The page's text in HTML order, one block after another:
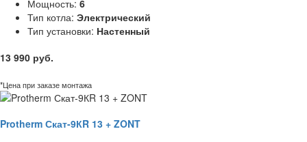
Мощность: 6
Тип котла: Электрический
Тип установки: Настенный
13 990 руб.
*Цена при заказе монтажа
Protherm Скат-9КR 13 + ZONT